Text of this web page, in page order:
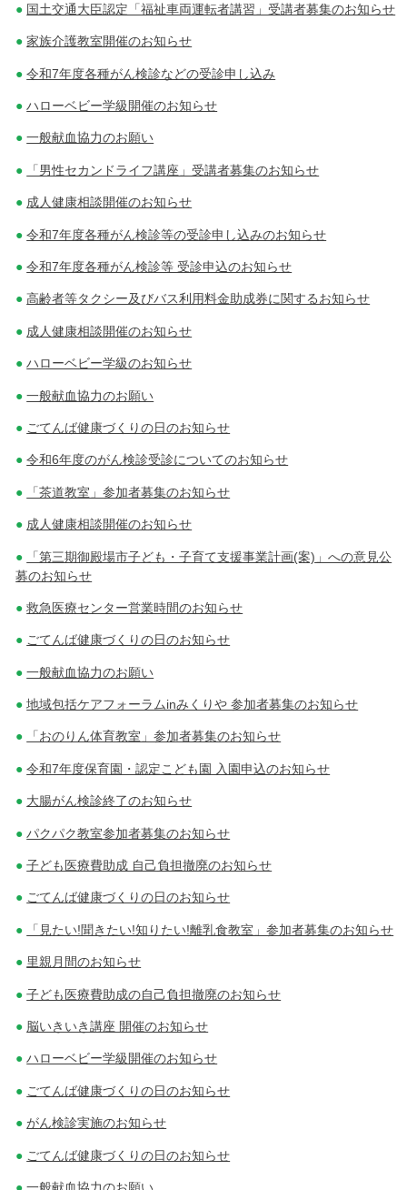
国土交通大臣認定「福祉車両運転者講習」受講者募集のお知らせ
家族介護教室開催のお知らせ
令和7年度各種がん検診などの受診申し込み
ハローベビー学級開催のお知らせ
一般献血協力のお願い
「男性セカンドライフ講座」受講者募集のお知らせ
成人健康相談開催のお知らせ
令和7年度各種がん検診等の受診申し込みのお知らせ
令和7年度各種がん検診等 受診申込のお知らせ
高齢者等タクシー及びバス利用料金助成券に関するお知らせ
成人健康相談開催のお知らせ
ハローベビー学級のお知らせ
一般献血協力のお願い
ごてんば健康づくりの日のお知らせ
令和6年度のがん検診受診についてのお知らせ
「茶道教室」参加者募集のお知らせ
成人健康相談開催のお知らせ
「第三期御殿場市子ども・子育て支援事業計画(案)」への意見公
募のお知らせ
救急医療センター営業時間のお知らせ
ごてんば健康づくりの日のお知らせ
一般献血協力のお願い
地域包括ケアフォーラムinみくりや 参加者募集のお知らせ
「おのりん体育教室」参加者募集のお知らせ
令和7年度保育園・認定こども園 入園申込のお知らせ
大腸がん検診終了のお知らせ
パクパク教室参加者募集のお知らせ
子ども医療費助成 自己負担撤廃のお知らせ
ごてんば健康づくりの日のお知らせ
「見たい!聞きたい!知りたい!離乳食教室」参加者募集のお知らせ
里親月間のお知らせ
子ども医療費助成の自己負担撤廃のお知らせ
脳いきいき講座 開催のお知らせ
ハローベビー学級開催のお知らせ
ごてんば健康づくりの日のお知らせ
がん検診実施のお知らせ
ごてんば健康づくりの日のお知らせ